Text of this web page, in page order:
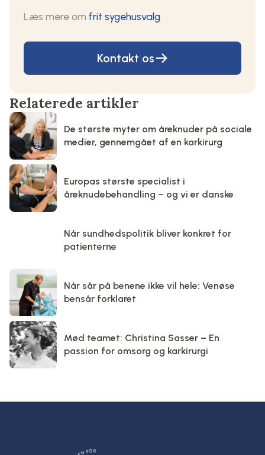
Læs mere om frit sygehusvalg
Kontakt os
Relaterede artikler
De største myter om åreknuder på sociale
medier, gennemgået af en karkirurg
Europas største specialist i
åreknudebehandling – og vi er danske
Når sundhedspolitik bliver konkret for
patienterne
Når sår på benene ikke vil hele: Venøse
bensår forklaret
Mød teamet: Christina Sasser – En
passion for omsorg og karkirurgi